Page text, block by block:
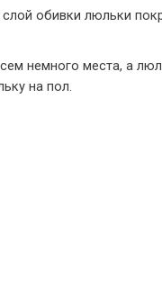
обивки люльки
немного места, а
на пол.